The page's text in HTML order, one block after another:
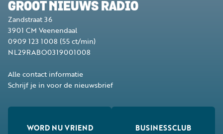
GROOT NIEUWS RADIO
Zandstraat 36
3901 CM Veenendaal
0909 123 1008 (55 ct/min)
NL29RABO0319001008
Alle contact informatie
Schrijf je in voor de nieuwsbrief
WORD NU VRIEND BUSINESSCLUB